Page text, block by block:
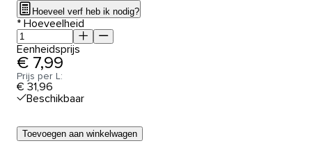
Hoeveel verf heb ik nodig?
* Hoeveelheid
Eenheidsprijs
€ 7,99
Prijs per L:
€ 31,96
Beschikbaar
Toevoegen aan winkelwagen